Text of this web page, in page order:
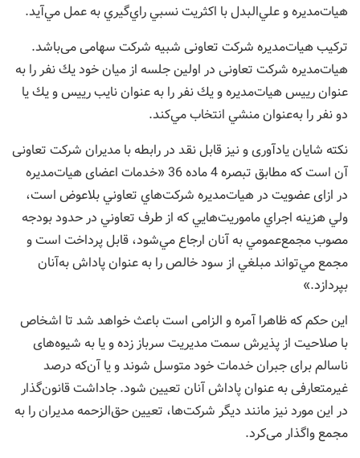
هيات‌مديره و علي‌البدل با اكثريت ‌نسبي راي‌گيري به عمل مي‌آيد.
ترکیب هيات‌مديره شرکت تعاونی شبیه شرکت سهامی می‌باشد.
هيات‌مديره شرکت تعاونی در اولين جلسه از ميان خود يك نفر را به
عنوان ریيس هيات‌مديره و يك نفر را به عنوان نايب ریيس و يك يا
دو نفر را به‌‌عنوان منشي انتخاب مي‌كند.
‌نکته شایان یادآوری و نیز قابل نقد در رابطه با مدیران شرکت تعاونی
آن است که مطابق تبصره 4 ماده 36 «خدمات اعضای هيات‌مديره
در ازای عضويت در هيات‌مديره شركت‌هاي تعاوني بلاعوض است،
ولي هزينه اجراي ماموريت‌هايي كه از طرف ‌تعاوني در حدود بودجه
مصوب مجمع‌عمومي به آنان ارجاع مي‌شود، قابل پرداخت است و
مجمع مي‌تواند مبلغي از سود خالص را به عنوان پاداش به‌آنان
بپردازد.»
این حکم که ظاهرا آمره و الزامی است باعث خواهد شد تا اشخاص
با صلاحیت از پذیرش سمت مدیریت سرباز زده و یا به شیوه‌های
ناسالم برای جبران خدمات خود متوسل شوند و یا آن‌که درصد
غیرمتعارفی به عنوان پاداش آنان تعیین شود. جاداشت قانون‌گذار
در این مورد نیز مانند دیگر شرکت‌ها، تعیین حق‌الزحمه مدیران را به
مجمع واگذار می‌کرد.